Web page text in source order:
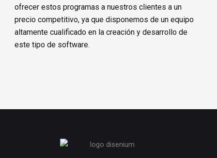
ofrecer estos programas a nuestros clientes a un
precio competitivo, ya que disponemos de un equipo
altamente cualificado en la creación y desarrollo de
este tipo de software.